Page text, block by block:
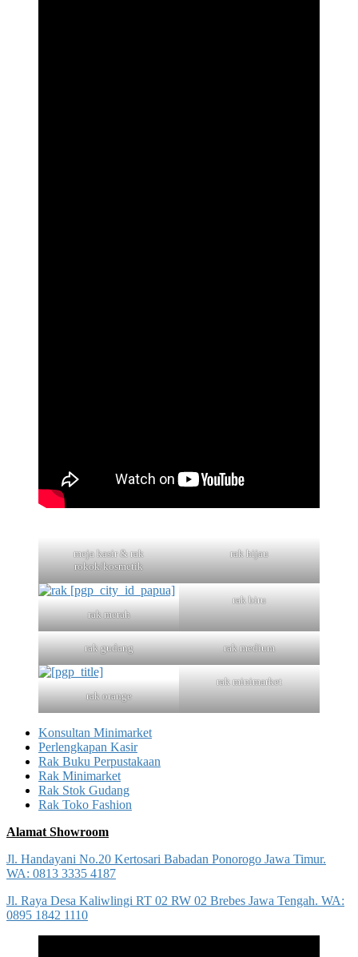
meja kasir & rak
rokok/kosmetik
rak hijau
rak merah
rak biru
rak gudang rak medium
rak orange
rak minimarket
Konsultan Minimarket
Perlengkapan Kasir
Rak Buku Perpustakaan
Rak Minimarket
Rak Stok Gudang
Rak Toko Fashion
Alamat Showroom
Jl. Handayani No.20 Kertosari Babadan Ponorogo Jawa Timur.
WA: 0813 3335 4187
Jl. Raya Desa Kaliwlingi RT 02 RW 02 Brebes Jawa Tengah. WA:
0895 1842 1110